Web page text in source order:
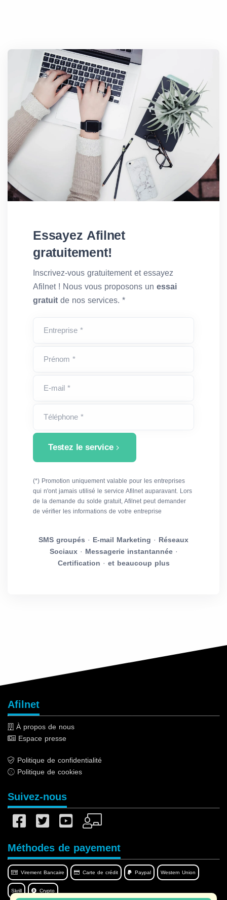
Essayez Afilnet
gratuitement!
Inscrivez-vous gratuitement et essayez
Afilnet ! Nous vous proposons un essai
gratuit de nos services. *
Entreprise *
Prénom *
E-mail *
Téléphone *
Testez le service
(*) Promotion uniquement valable pour les entreprises
qui n'ont jamais utilisé le service Afilnet auparavant. Lors
de la demande du solde gratuit, Afilnet peut demander
de vérifier les informations de votre entreprise
SMS groupés · E-mail Marketing · Réseaux
Sociaux· Messagerie instantannée·
Certification · et beaucoup plus
Afilnet
À propos de nous
Espace presse
Politique de confidentialité
Politique de cookies
Suivez-nous
Méthodes de payement
Virement Bancaire Carte de crédit Paypal Western Union
Skrill Crypto